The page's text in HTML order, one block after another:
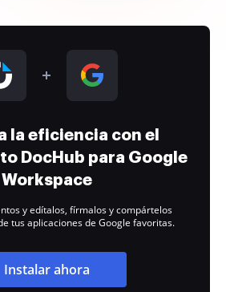
la eficiencia con el
DocHub para Google
Workspace
y edítalos, fírmalos y compártelos
tus aplicaciones de Google favoritas.
Instalar ahora